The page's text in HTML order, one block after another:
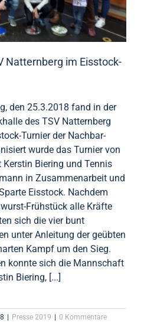
Natternberg im Eisstock-
den 25.3.2018 fand in der
des TSV Natternberg
Turnier der Nachbar-
wurde das Turnier von
Biering und Tennis
in Zusammenarbeit und
Eisstock. Nachdem
Frühstück alle Kräfte
sich die vier bunt
unter Anleitung der geübten
Kampf um den Sieg.
konnte sich die Mannschaft
Biering, [...]
Presse 2019
0 Kommentare